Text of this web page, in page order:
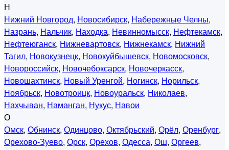
Н
Нижний Новгород, Новосибирск, Набережные Челны,
Назрань, Нальчик, Находка, Невинномысск, Нефтекамск,
Нефтеюганск, Нижневартовск, Нижнекамск, Нижний
Тагил, Новокузнецк, Новокуйбышевск, Новомосковск,
Новороссийск, Новочебоксарск, Новочеркасск,
Новошахтинск, Новый Уренгой, Ногинск, Норильск,
Ноябрьск, Новотроицк, Новоуральск, Николаев,
Нахчыван, Наманган, Нукус, Навои
О
Омск, Обнинск, Одинцово, Октябрьский, Орёл, Оренбург,
Орехово-Зуево, Орск, Орехов, Одесса, Ош, Оргеев,